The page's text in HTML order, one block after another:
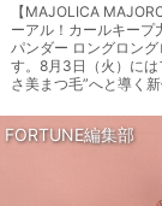
【MAJOLICA
ーアル！カールキープ
パンダー ロングロン
す。8月3日（火）に
さ美まつ毛”へと導く
FORTUNE編集部